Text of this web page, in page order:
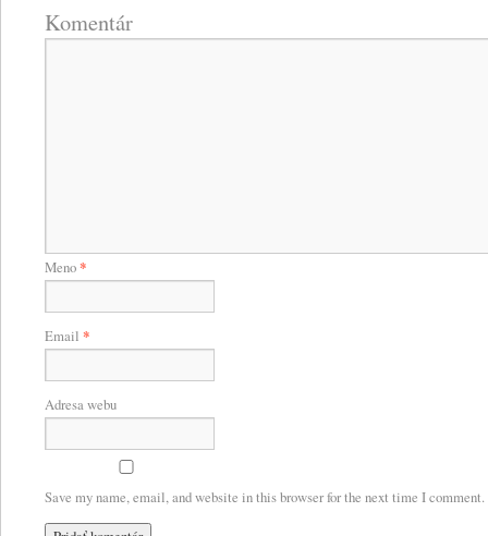
Komentár
Meno*
Email *
Adresa webu
Save my name, email, and website in this browser for the next time I comment.